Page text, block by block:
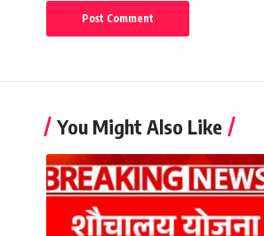
You Might Also Like